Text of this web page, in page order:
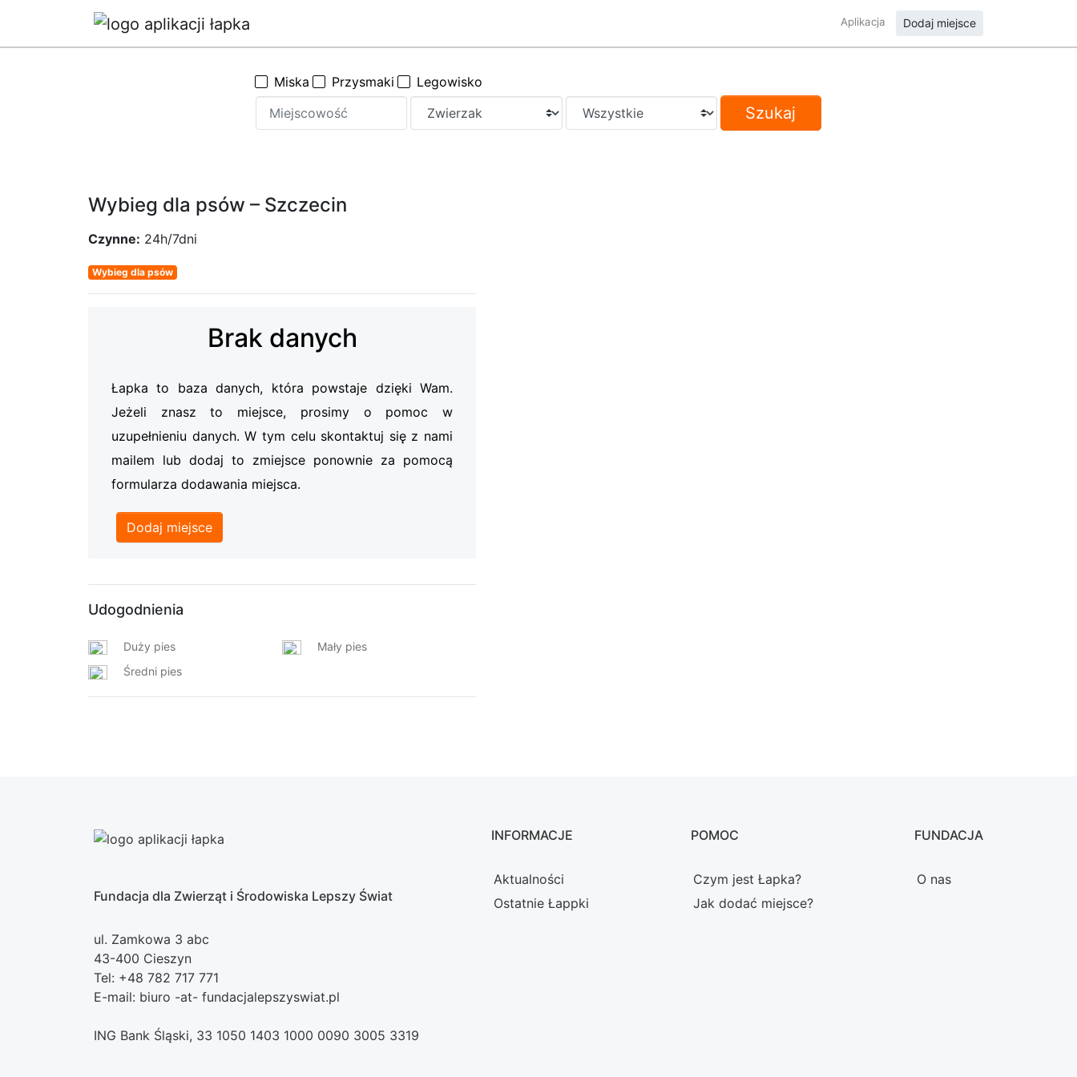
Aplikacja Dodaj miejsce
Miska Przysmaki Legowisko
Szukaj
Wybieg dla psów – Szczecin
Czynne: 24h/7dni
Wybieg dla psów
Brak danych
Łapka to baza danych, która powstaje dzięki Wam.
Jeżeli znasz to miejsce, prosimy o pomoc w
uzupełnieniu danych. W tym celu skontaktuj się z nami
mailem lub dodaj to zmiejsce ponownie za pomocą
formularza dodawania miejsca.
Dodaj miejsce
Udogodnienia
Duży pies
Mały pies
Średni pies
Fundacja dla Zwierząt i Środowiska Lepszy Świat
ul. Zamkowa 3 abc
43-400 Cieszyn
Tel: +48 782 717 771
E-mail: biuro -at- fundacjalepszyswiat.pl
INFORMACJE
Aktualności
Ostatnie Łappki
POMOC
Czym jest Łapka?
Jak dodać miejsce?
FUNDACJA
O nas
ING Bank Śląski, 33 1050 1403 1000 0090 3005 3319